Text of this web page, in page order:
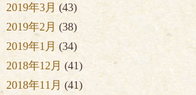
2019年3月 (43)
2019年2月 (38)
2019年1月 (34)
2018年12月 (41)
2018年11月 (41)